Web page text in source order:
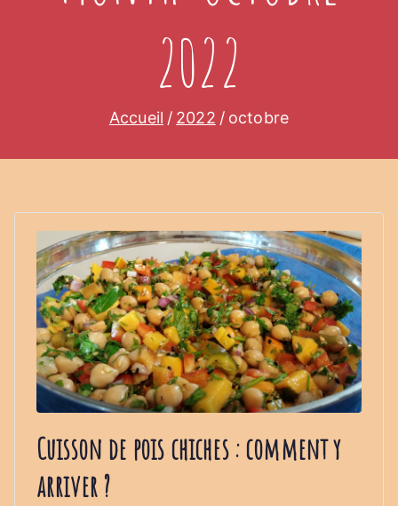
2022
Accueil 2022 octobre
Cuisson de pois chiches : comment y
arriver ?